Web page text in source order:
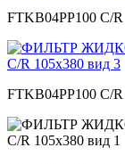
FTKB04PP100 С/R
FTKB04PP100 С/